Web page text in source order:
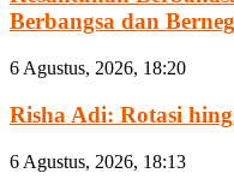
Berbangsa dan
6 Agustus, 2026, 18:20
Risha Adi: Rotasi
6 Agustus, 2026, 18:13